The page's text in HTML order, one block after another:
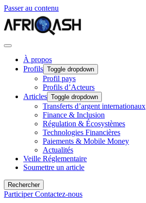
Passer au contenu
À propos
Profils Toggle dropdown
Profil pays
Profils d’Acteurs
Articles Toggle dropdown
Transferts d’argent internationaux
Finance & Inclusion
Régulation & Écosystèmes
Technologies Financières
Paiements & Mobile Money
Actualités
Veille Réglementaire
Soumettre un article
Rechercher
ParticiperContactez-nous